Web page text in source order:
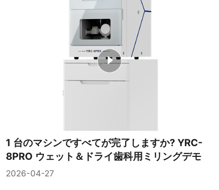
1 台のマシンですべてが完了しますか? YRC-
8PRO ウェット＆ドライ歯科用ミリングデモ
2026-04-27